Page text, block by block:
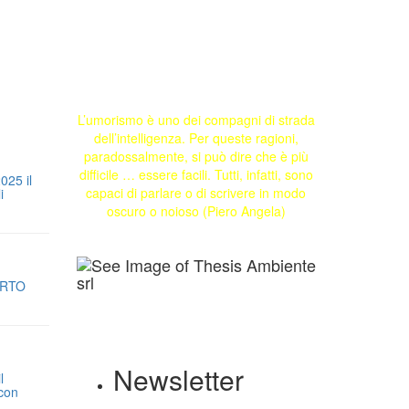
il
L’umorismo è uno dei compagni di strada
dell’intelligenza. Per queste ragioni,
paradossalmente, si può dire che è più
difficile … essere facili. Tutti, infatti, sono
capaci di parlare o di scrivere in modo
oscuro o noioso (Piero Angela)
Newsletter